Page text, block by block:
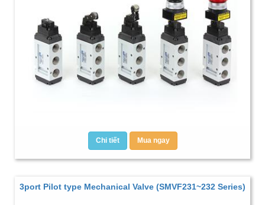
Chi tiết Mua ngay
3port Pilot type Mechanical Valve (SMVF231~232 Series)